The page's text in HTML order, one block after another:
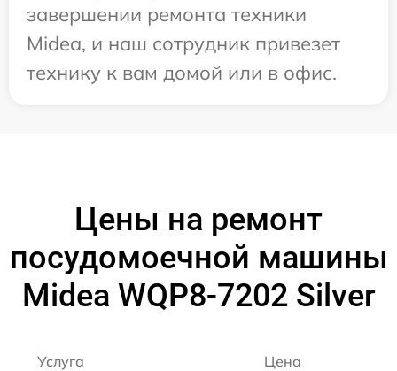
завершении ремонта техники
Midea, и наш сотрудник привезет
технику к вам домой или в офис.
Цены на ремонт
посудомоечной машины
Midea WQP8-7202 Silver
Услуга Цена